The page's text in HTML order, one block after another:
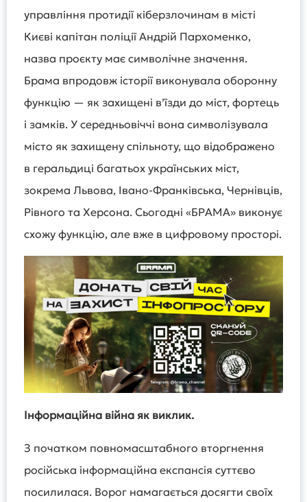
управління протидії кіберзлочинам в місті
Києві капітан поліції Андрій Пархоменко,
назва проєкту має символічне значення.
Брама впродовж історії виконувала оборонну
функцію — як захищені в’їзди до міст, фортець
і замків. У середньовіччі вона символізувала
місто як захищену спільноту, що відображено
в геральдиці багатьох українських міст,
зокрема Львова, Івано-Франківська, Чернівців,
Рівного та Херсона. Сьогодні «БРАМА» виконує
схожу функцію, але вже в цифровому просторі.
Інформаційна війна як виклик.
З початком повномасштабного вторгнення
російська інформаційна експансія суттєво
посилилася. Ворог намагається досягти своїх